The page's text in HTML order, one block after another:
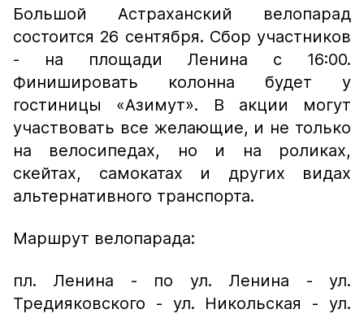
Большой Астраханский велопарад
состоится 26 сентября. Сбор участников
- на площади Ленина с 16:00.
Финишировать колонна будет у
гостиницы «Азимут». В акции могут
участвовать все желающие, и не только
на велосипедах, но и на роликах,
скейтах, самокатах и других видах
альтернативного транспорта.
Маршрут велопарада:
пл. Ленина - по ул. Ленина - ул.
Тредияковского - ул. Никольская - ул.